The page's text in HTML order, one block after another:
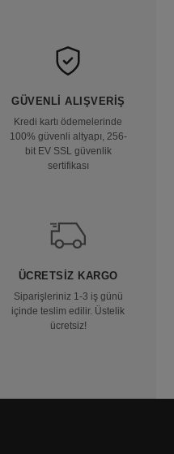
GÜVENLI ALIŞVERIŞ
Kredi kartı ödemelerinde
100% güvenli altyapı, 256-
bit EV SSL güvenlik
sertifikası
ÜCRETSIZ KARGO
Siparişleriniz 1-3 iş günü
içinde teslim edilir. Üstelik
ücretsiz!